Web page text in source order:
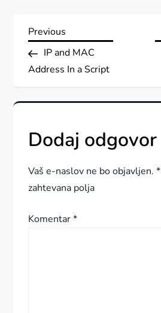
N
a
g
a
Previous
Post
Previous
IP and MAC
Address In a Script
Dodaj odgovor
Vaš e-naslov ne bo objavljen. *
zahtevana polja
Komentar*